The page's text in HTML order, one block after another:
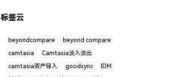
标签云
beyondcompare
beyond compare
camtasia
Camtasia淡入淡出
camtasia资产导入
goodsync
IDM